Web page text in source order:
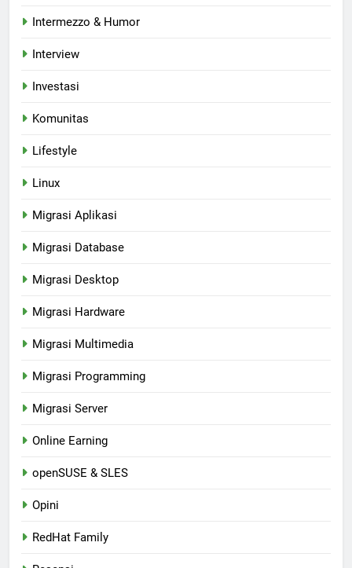
Intermezzo & Humor
Interview
Investasi
Komunitas
Lifestyle
Linux
Migrasi Aplikasi
Migrasi Database
Migrasi Desktop
Migrasi Hardware
Migrasi Multimedia
Migrasi Programming
Migrasi Server
Online Earning
openSUSE & SLES
Opini
RedHat Family